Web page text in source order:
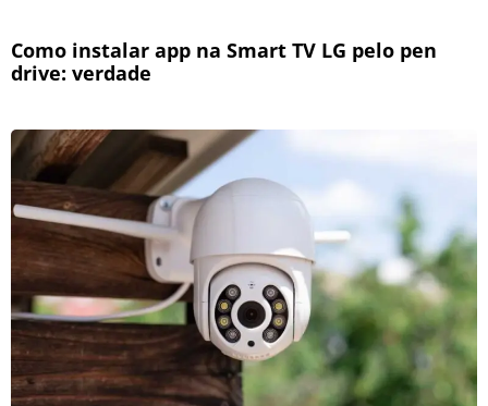
Como instalar app na Smart TV LG pelo pen
drive: verdade